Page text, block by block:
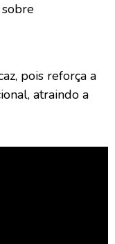
pois reforça a
atraindo a